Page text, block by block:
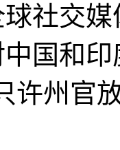
社交
国和
许州官